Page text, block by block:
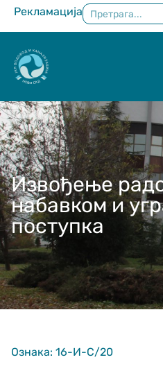
Рекламација
Извођење
набавком и
поступка
Ознака: 16-И-С/20